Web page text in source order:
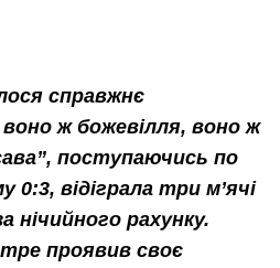
справжнє
ж божевілля, воно ж
поступаючись по
відіграла три м’ячі
нічийного рахунку.
проявив своє